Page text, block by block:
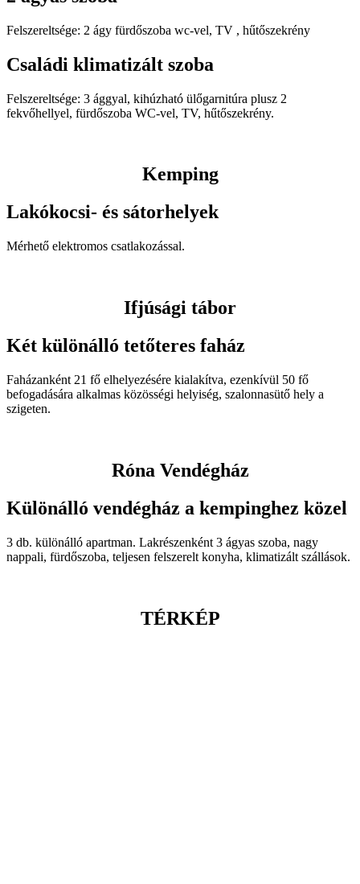
Felszereltsége: 2 ágy fürdőszoba wc-vel, TV , hűtőszekrény
Családi klimatizált szoba
Felszereltsége: 3 ággyal, kihúzható ülőgarnitúra plusz 2
fekvőhellyel, fürdőszoba WC-vel, TV, hűtőszekrény.
Kemping
Lakókocsi- és sátorhelyek
Mérhető elektromos csatlakozással.
Ifjúsági tábor
Két különálló tetőteres faház
Faházanként 21 fő elhelyezésére kialakítva, ezenkívül 50 fő
befogadására alkalmas közösségi helyiség, szalonnasütő hely a
szigeten.
Róna Vendégház
Különálló vendégház a kempinghez közel
3 db. különálló apartman. Lakrészenként 3 ágyas szoba, nagy
nappali, fürdőszoba, teljesen felszerelt konyha, klimatizált szállások.
TÉRKÉP